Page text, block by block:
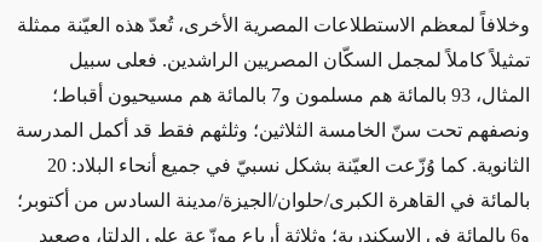
وخلافاً لمعظم الاستطلاعات المصرية الأخرى، تُعدّ هذه العيّنة ممثلة
تمثيلاً كاملاً لمجمل السكّان المصريين الراشدين. فعلى سبيل
المثال، 93 بالمائة هم مسلمون و7 بالمائة هم مسيحيون أقباط؛
ونصفهم تحت سنّ الخامسة الثلاثين؛ وثلثهم فقط قد أكمل المدرسة
الثانوية. كما وُزّعت العيّنة بشكل نسبيّ في جميع أنحاء البلاد: 20
بالمائة في القاهرة الكبرى/حلوان/الجيزة/مدينة السادس من أكتوبر؛
و6 بالمائة في الإسكندرية؛ وثلاثة أرباع موزّعة على الدلتا، وصعيد